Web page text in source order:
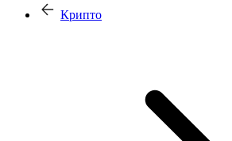
Крипто